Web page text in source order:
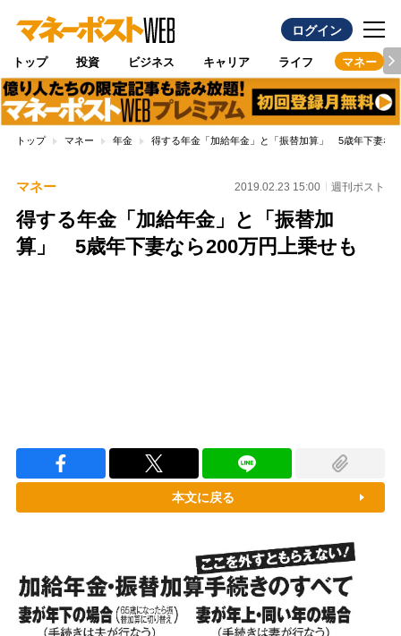
ログイン
トップ 投資 ビジネス キャリア ライフ マネー
トップ マネー 年金 得する年金「加給年金」と「振替加算」 5歳年下妻な
マネー 2019.02.23 15:00 週刊ポスト
得する年金「加給年金」と「振替加
算」 5歳年下妻なら200万円上乗せも
本文に戻る